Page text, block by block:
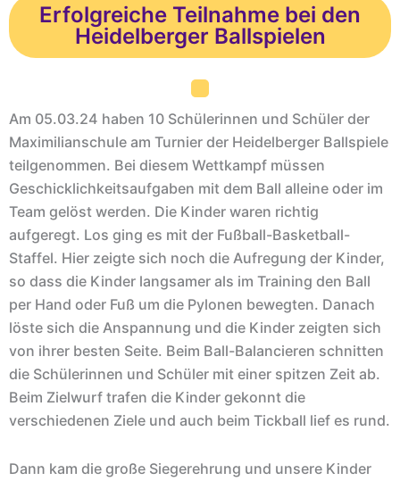
Erfolgreiche Teilnahme bei den
Heidelberger Ballspielen
Am 05.03.24 haben 10 Schülerinnen und Schüler der
Maximilianschule am Turnier der Heidelberger Ballspiele
teilgenommen. Bei diesem Wettkampf müssen
Geschicklichkeitsaufgaben mit dem Ball alleine oder im
Team gelöst werden. Die Kinder waren richtig
aufgeregt. Los ging es mit der Fußball-Basketball-
Staffel. Hier zeigte sich noch die Aufregung der Kinder,
so dass die Kinder langsamer als im Training den Ball
per Hand oder Fuß um die Pylonen bewegten. Danach
löste sich die Anspannung und die Kinder zeigten sich
von ihrer besten Seite. Beim Ball-Balancieren schnitten
die Schülerinnen und Schüler mit einer spitzen Zeit ab.
Beim Zielwurf trafen die Kinder gekonnt die
verschiedenen Ziele und auch beim Tickball lief es rund.
Dann kam die große Siegerehrung und unsere Kinder